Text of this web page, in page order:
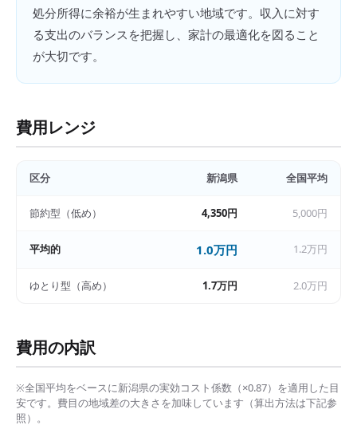
処分所得に余裕が生まれやすい地域です。収入に対す
る支出のバランスを把握し、家計の最適化を図ること
が大切です。
費用レンジ
区分 新潟県 全国平均
節約型（低め） 4,350円 5,000円
平均的 1.0万円 1.2万円
ゆとり型（高め） 1.7万円 2.0万円
費用の内訳
※全国平均をベースに新潟県の実効コスト係数（×0.87）を適用した目
安です。費目の地域差の大きさを加味しています（算出方法は下記参
照）。